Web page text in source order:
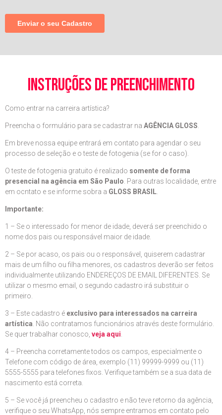
instruções de preenchimento
Como entrar na carreira artística?
Preencha o formulário para se cadastrar na AGÊNCIA GLOSS
Em breve nossa equipe entrará em contato para agendar o seu
processo de seleção e o teste de fotogenia (se for o caso).
O teste de fotogenia gratuito é realizado somente de forma
presencial na agência em São Paulo . Para outras localidade, entre
em ocntato e se informe sobra a GLOSS BRASIL
Importante:
1 – Se o interessado for menor de idade, deverá ser preenchido o
nome dos pais ou responsável maior de idade.
2 – Se por acaso, os pais ou o responsável, quiserem cadastrar
mais de um filho ou filha menores, os cadastros deverão ser feitos
individualmente utilizando ENDEREÇOS DE EMAIL DIFERENTES. Se
utilizar o mesmo email, o segundo cadastro irá substituir o
primeiro.
3 – Este cadastro é exclusivo para interessados na carreira
artística . Não contratamos funcionários através deste formulário.
Se quer trabalhar conosco, veja aqui
4 – Preencha corretamente todos os campos, especialmente o
Telefone com código de área, exemplo (11) 99999-9999 ou (11)
5555-5555 para telefones fixos. Verifique também se a sua data de
nascimento está correta.
5 – Se você já preencheu o cadastro e não teve retorno da agência,
verifique o seu WhatsApp, nós sempre entramos em contato pelo